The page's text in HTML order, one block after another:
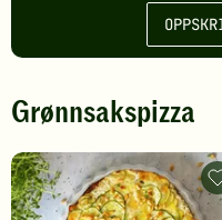
Grønnsakspizza